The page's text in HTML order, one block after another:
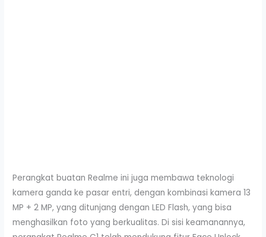
Perangkat buatan Realme ini juga membawa teknologi
kamera ganda ke pasar entri, dengan kombinasi kamera 13
MP + 2 MP, yang ditunjang dengan LED Flash, yang bisa
menghasilkan foto yang berkualitas. Di sisi keamanannya,